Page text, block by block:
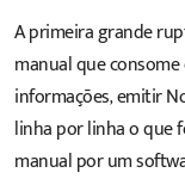
A primeira grande
manual que
informações, emitir
linha por linha o que
manual por um